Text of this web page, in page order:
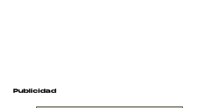
Publicidad